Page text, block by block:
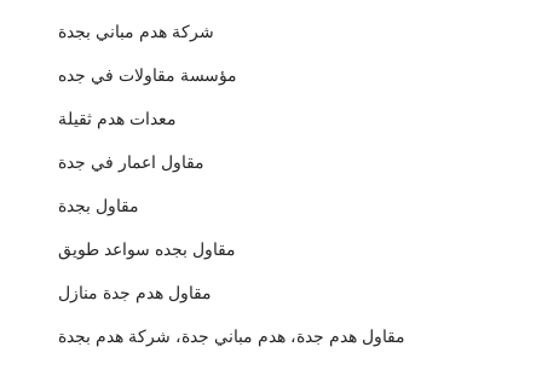
شركة هدم مباني بجدة
مؤسسة مقاولات في جده
معدات هدم ثقيلة
مقاول اعمار في جدة
مقاول بجدة
مقاول بجده سواعد طويق
مقاول هدم جدة منازل
مقاول هدم جدة، هدم مباني جدة، شركة هدم بجدة